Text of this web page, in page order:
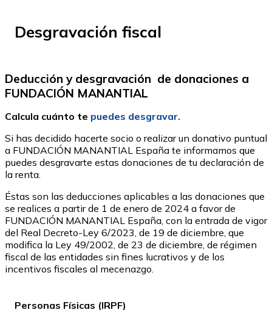
Desgravación fiscal
Deducción y desgravación de donaciones a
FUNDACIÓN MANANTIAL
Calcula cuánto te puedes desgravar.
Si has decidido hacerte socio o realizar un donativo puntual
a FUNDACIÓN MANANTIAL España te informamos que
puedes desgravarte estas donaciones de tu declaración de
la renta.
Éstas son las deducciones aplicables a las donaciones que
se realices a partir de 1 de enero de 2024 a favor de
FUNDACIÓN MANANTIAL España, con la entrada de vigor
del Real Decreto-Ley 6/2023, de 19 de diciembre, que
modifica la Ley 49/2002, de 23 de diciembre, de régimen
fiscal de las entidades sin fines lucrativos y de los
incentivos fiscales al mecenazgo.
Personas Físicas (IRPF)